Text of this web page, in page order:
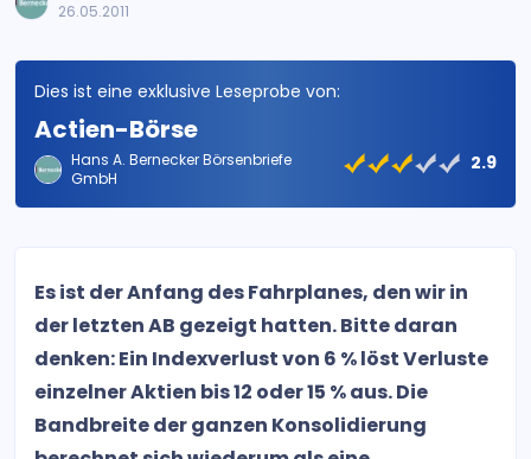
26.05.2011
Dies ist eine exklusive Leseprobe von:
Actien-Börse
Hans A. Bernecker Börsenbriefe
GmbH
2.9
Es ist der Anfang des Fahrplanes, den wir in
der letzten AB gezeigt hatten. Bitte daran
denken: Ein Indexverlust von 6 % löst Verluste
einzelner Aktien bis 12 oder 15 % aus. Die
Bandbreite der ganzen Konsolidierung